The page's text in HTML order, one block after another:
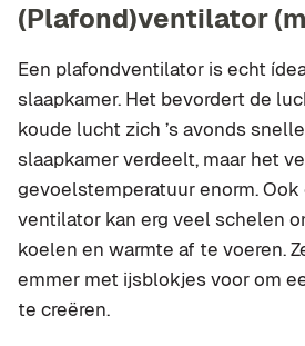
(Plafond)ventilator
Een plafondventilator is echt
slaapkamer. Het bevordert de
koude lucht zich ’s avonds
slaapkamer verdeelt, maar het
gevoelstemperatuur enorm. Ook
ventilator kan erg veel schelen
koelen en warmte af te voeren.
emmer met ijsblokjes voor om
te creëren.